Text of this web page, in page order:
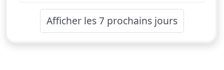
Afficher les 7 prochains jours